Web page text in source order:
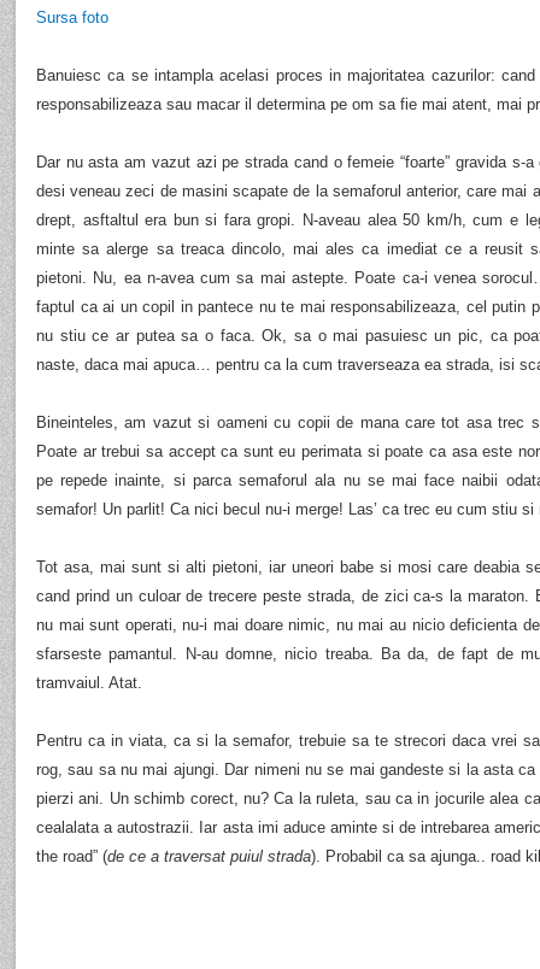
Sursa foto
Banuiesc ca se intampla acelasi proces in majoritatea cazurilor:
responsabilizeaza sau macar il determina pe om sa fie mai atent, mai
Dar nu asta am vazut azi pe strada cand o femeie “foarte” gravida s-
desi veneau zeci de masini scapate de la semaforul anterior, care mai
drept, asftaltul era bun si fara gropi. N-aveau alea 50 km/h, cum e
minte sa alerge sa treaca dincolo, mai ales ca imediat ce a reusit
pietoni. Nu, ea n-avea cum sa mai astepte. Poate ca-i venea
faptul ca ai un copil in pantece nu te mai responsabilizeaza, cel putin
nu stiu ce ar putea sa o faca. Ok, sa o mai pasuiesc un pic, ca
naste, daca mai apuca… pentru ca la cum traverseaza ea strada, isi
Bineinteles, am vazut si oameni cu copii de mana care tot asa trec
Poate ar trebui sa accept ca sunt eu perimata si poate ca asa este
pe repede inainte, si parca semaforul ala nu se mai face naibii
semafor! Un parlit! Ca nici becul nu-i merge! Las’ ca trec eu cum stiu
Tot asa, mai sunt si alti pietoni, iar uneori babe si mosi care deabia
cand prind un culoar de trecere peste strada, de zici ca-s la
nu mai sunt operati, nu-i mai doare nimic, nu mai au nicio deficienta
sfarseste pamantul. N-au domne, nicio treaba. Ba da, de fapt de
tramvaiul. Atat.
Pentru ca in viata, ca si la semafor, trebuie sa te strecori daca vrei
rog, sau sa nu mai ajungi. Dar nimeni nu se mai gandeste si la asta
pierzi ani. Un schimb corect, nu? Ca la ruleta, sau ca in jocurile alea
cealalata a autostrazii. Iar asta imi aduce aminte si de intrebarea
the road” (de ce a traversat puiul strada). Probabil ca sa ajunga.. road